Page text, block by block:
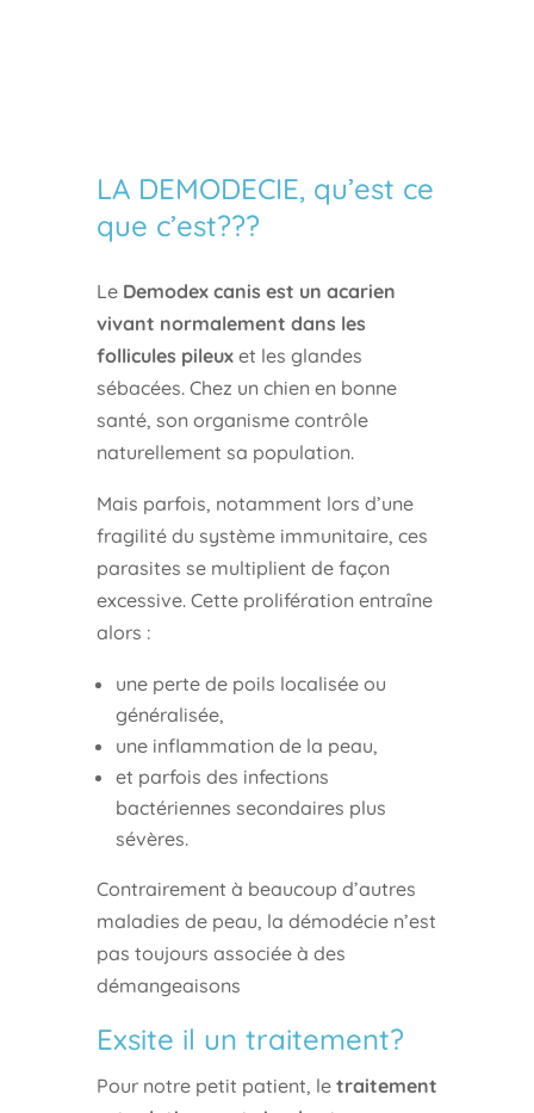
LA DEMODECIE, qu’est ce
que c’est???
Le Demodex canis est un acarien
vivant normalement dans les
follicules pileuxet les glandes
sébacées. Chez un chien en bonne
santé, son organisme contrôle
naturellement sa population.
Mais parfois, notamment lors d’une
fragilité du système immunitaire, ces
parasites se multiplient de façon
excessive. Cette prolifération entraîne
alors :
une perte de poils localisée ou
généralisée,
une inflammation de la peau,
et parfois des infections
bactériennes secondaires plus
sévères.
Contrairement à beaucoup d’autres
maladies de peau, la démodécie n’est
pas toujours associée à des
démangeaisons
Exsite il un traitement?
Pour notre petit patient, letraitement